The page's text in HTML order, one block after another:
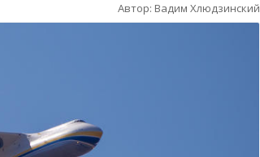
Автор: Вадим Хлюдзинский